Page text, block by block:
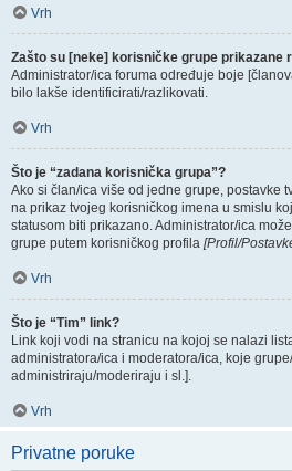
Vrh
Zašto su [neke] korisničke grupe prikazane
Administrator/ica foruma određuje boje
bilo lakše identificirati/razlikovati.
Vrh
Što je “zadana korisnička grupa”?
Ako si član/ica više od jedne grupe, postavke
na prikaz tvojeg korisničkog imena u smislu
statusom biti prikazano. Administrator/ica
grupe putem korisničkog profila [Profil/
Vrh
Što je “Tim” link?
Link koji vodi na stranicu na kojoj se nalazi
administratora/ica i moderatora/ica, koje
administriraju/moderiraju i sl.].
Vrh
Privatne poruke